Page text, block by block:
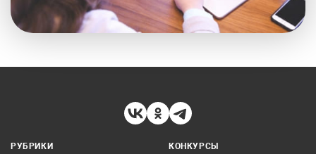
РУБРИКИ
КОНКУРСЫ